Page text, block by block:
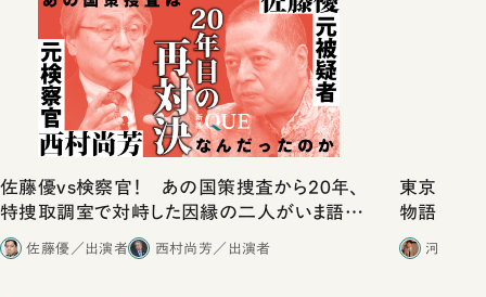
佐藤優vs検察官！ あの国策捜査から20年、
特捜取調室で対峙した因縁の二人がいま語り
合ったこと
佐藤優／出演者 西村尚芳／出演者
東京は都
物語」に
河野有